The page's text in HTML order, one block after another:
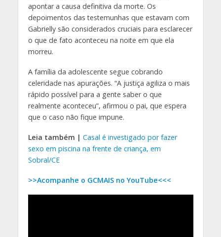
apontar a causa definitiva da morte. Os
depoimentos das testemunhas que estavam com
Gabrielly são considerados cruciais para esclarecer
o que de fato aconteceu na noite em que ela
morreu.
A família da adolescente segue cobrando
celeridade nas apurações. “A justiça agiliza o mais
rápido possível para a gente saber o que
realmente aconteceu”, afirmou o pai, que espera
que o caso não fique impune.
Leia também | Casal é investigado por fazer
sexo em piscina na frente de criança, em
Sobral/CE
>>Acompanhe o GCMAIS no YouTube<<<